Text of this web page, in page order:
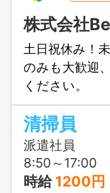
株式会社
土日祝休み！
のみも大歓迎
ください。
清掃員
派遣社員
8:50～17:00
時給 1200円